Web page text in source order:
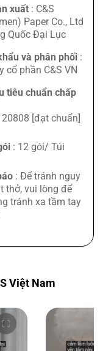
xuất : C&S
Paper Co., Ltd
Quốc Đại Lục
và phân phối :
cổ phần C&S VN
tiêu chuẩn chấp
[đạt chuẩn]
: 12 gói/ Túi
: Để tránh nguy
thở, vui lòng để
tránh xa tầm tay
Việt Nam